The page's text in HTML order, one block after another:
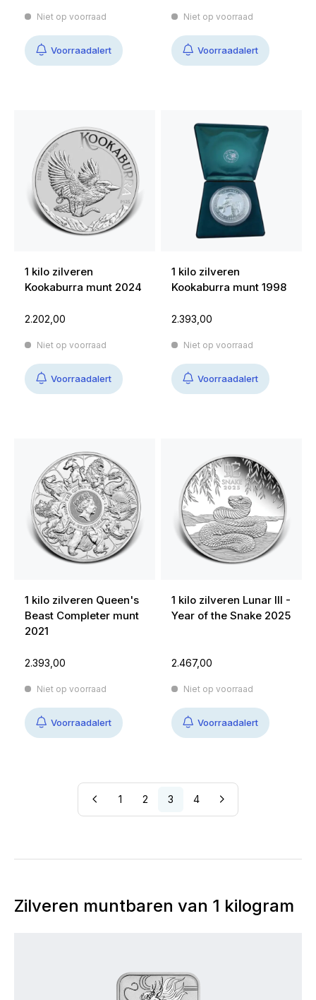
Niet op voorraad
Voorraadalert
Niet op voorraad
Voorraadalert
1 kilo zilveren
Kookaburra munt 2024
2.202,00
Niet op voorraad
Voorraadalert
1 kilo zilveren
Kookaburra munt 1998
2.393,00
Niet op voorraad
Voorraadalert
1 kilo zilveren Queen's
Beast Completer munt
2021
2.393,00
Niet op voorraad
Voorraadalert
1 kilo zilveren Lunar III -
Year of the Snake 2025
2.467,00
Niet op voorraad
Voorraadalert
1 2 3 4
Zilveren muntbaren van 1 kilogram